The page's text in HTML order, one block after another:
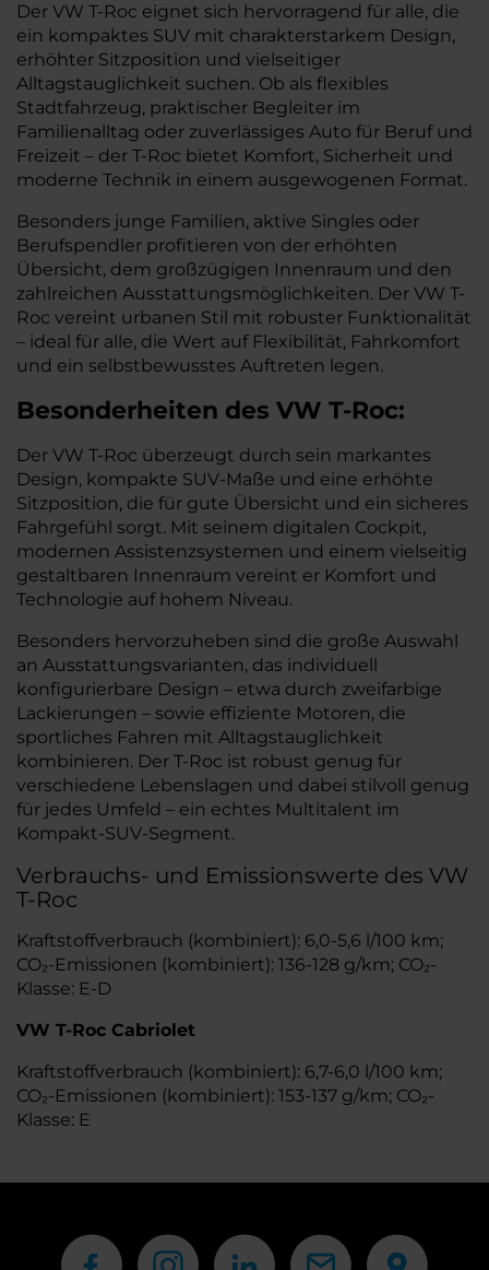
Der VW T-Roc eignet sich hervorragend für alle, die
ein kompaktes SUV mit charakterstarkem Design,
erhöhter Sitzposition und vielseitiger
Alltagstauglichkeit suchen. Ob als flexibles
Stadtfahrzeug, praktischer Begleiter im
Familienalltag oder zuverlässiges Auto für Beruf und
Freizeit – der T-Roc bietet Komfort, Sicherheit und
moderne Technik in einem ausgewogenen Format.
Besonders junge Familien, aktive Singles oder
Berufspendler profitieren von der erhöhten
Übersicht, dem großzügigen Innenraum und den
zahlreichen Ausstattungsmöglichkeiten. Der VW T-
Roc vereint urbanen Stil mit robuster Funktionalität
– ideal für alle, die Wert auf Flexibilität, Fahrkomfort
und ein selbstbewusstes Auftreten legen.
Besonderheiten des VW T-Roc:
Der VW T-Roc überzeugt durch sein markantes
Design, kompakte SUV-Maße und eine erhöhte
Sitzposition, die für gute Übersicht und ein sicheres
Fahrgefühl sorgt. Mit seinem digitalen Cockpit,
modernen Assistenzsystemen und einem vielseitig
gestaltbaren Innenraum vereint er Komfort und
Technologie auf hohem Niveau.
Besonders hervorzuheben sind die große Auswahl
an Ausstattungsvarianten, das individuell
konfigurierbare Design – etwa durch zweifarbige
Lackierungen – sowie effiziente Motoren, die
sportliches Fahren mit Alltagstauglichkeit
kombinieren. Der T-Roc ist robust genug für
verschiedene Lebenslagen und dabei stilvoll genug
für jedes Umfeld – ein echtes Multitalent im
Kompakt-SUV-Segment.
Verbrauchs- und Emissionswerte des VW
T-Roc
Kraftstoffverbrauch (kombiniert): 6,0-5,6 l/100 km;
CO₂-Emissionen (kombiniert): 136-128 g/km; CO₂-
Klasse: E-D
VW T-Roc Cabriolet
Kraftstoffverbrauch (kombiniert): 6,7-6,0 l/100 km;
CO₂-Emissionen (kombiniert): 153-137 g/km; CO₂-
Klasse: E